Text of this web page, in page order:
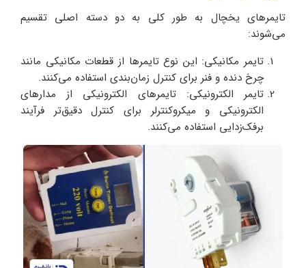
تایمرهای یخچال به طور کلی به دو دسته اصلی تقسیم
می‌شوند:
تایمر مکانیکی: این نوع تایمرها از قطعات مکانیکی مانند
چرخ‌ دنده و فنر برای کنترل زمان‌بندی استفاده می‌کنند.
تایمر الکترونیکی: تایمرهای الکترونیکی از مدارهای
الکترونیکی و میکروکنترلر برای کنترل دقیق‌تر فرآیند
برفک‌زدایی استفاده می‌کنند.